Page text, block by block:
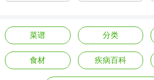
菜谱 分类
食材 疾病百科